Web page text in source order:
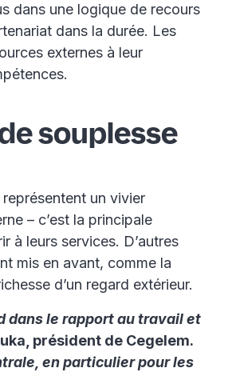
dans une logique de recours
dans la durée. Les
externes à leur
souplesse
un vivier
– c’est la principale
à leurs services. D’autres
mis en avant, comme la
d’un regard extérieur.
dans le rapport au travail et
président de Cegelem.
en particulier pour les